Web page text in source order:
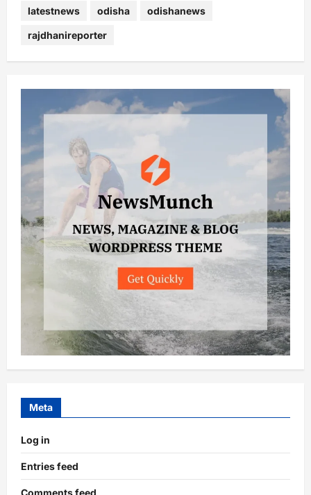
latestnews odisha odishanews
rajdhanireporter
Meta
Log in
Entries feed